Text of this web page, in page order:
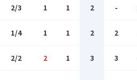
2/3 1 1 2 -
1/4 1 1 2 2
2/2 2 1 3 3